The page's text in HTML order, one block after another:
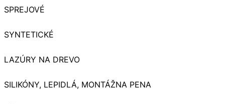
SPREJOVÉ
SYNTETICKÉ
LAZÚRY NA DREVO
SILIKÓNY, LEPIDLÁ, MONTÁŽNA PENA